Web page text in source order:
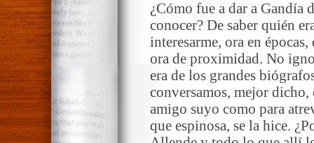
¿Cómo fue a dar a Gandía
conocer? De saber quién
interesarme, ora en
ora de proximidad. No
era de los grandes
conversamos, mejor
amigo suyo como para
que espinosa, se la hice.